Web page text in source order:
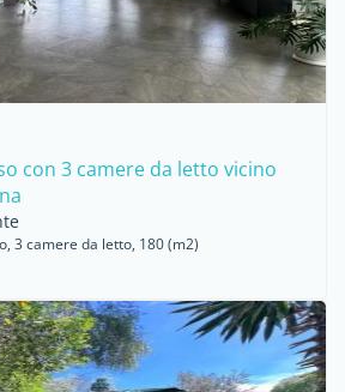
con 3 camere da letto vicino
3 camere da letto, 180 (m2)